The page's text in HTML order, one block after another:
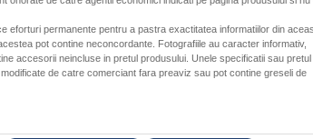
eforturi permanente pentru a pastra exactitatea informatiilor din
pot contine neconcordante. Fotografiile au caracter informativ,
accesorii neincluse in pretul produsului. Unele specificatii sau pretul
de catre comerciant fara preaviz sau pot contine greseli de